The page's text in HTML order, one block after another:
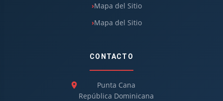
Mapa del Sitio
Mapa del Sitio
CONTACTO
Punta Cana
República Dominicana